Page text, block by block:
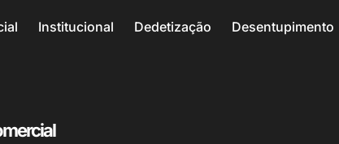
Institucional Dedetização Desentupimento